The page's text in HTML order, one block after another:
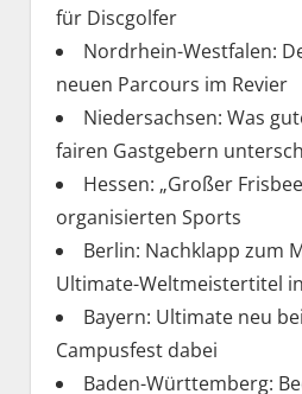
für Discgolfer
Nordrhein-Westfalen:
neuen Parcours im Revier
Niedersachsen: Was
fairen Gastgebern
Hessen: „Großer
organisierten Sports
Berlin: Nachklapp zum
Ultimate-Weltmeistertitel
Bayern: Ultimate neu
Campusfest dabei
Baden-Württemberg: